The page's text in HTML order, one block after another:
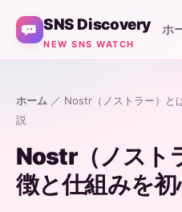
SNS Discovery
NEW SNS WATCH
ホ
ホーム ／ Nostr（ノストラー）と
説
Nostr（ノスト
徴と仕組みを